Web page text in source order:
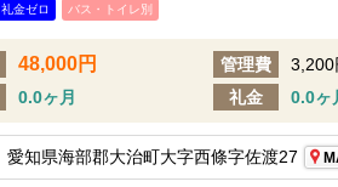
礼金ゼロ バス・トイレ別
48,000円 管理費
3,200
0.0ヶ月 礼金 0.0ヶ
愛知県海部郡大治町大字西條字佐渡27